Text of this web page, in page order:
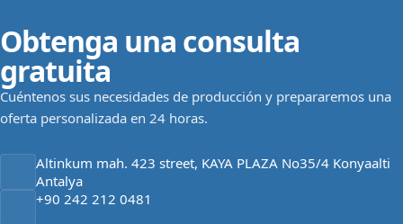
Obtenga una consulta
gratuita
Cuéntenos sus necesidades de producción y prepararemos una
oferta personalizada en 24 horas.
Altinkum mah. 423 street, KAYA PLAZA No35/4 Konyaalti
Antalya
+90 242 212 0481